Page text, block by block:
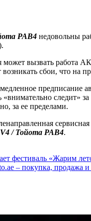
РАВ4 недовольны
вызвать работа
сбои, что на
предписание
следит» за
за ее пределами.
/ Тойота РАВ4.
фестиваль «Жарим
– покупка, продажа